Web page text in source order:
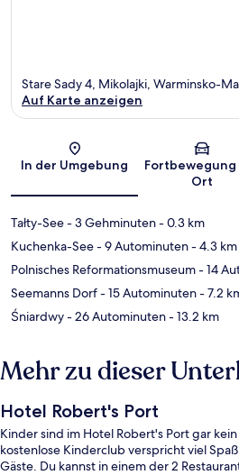
Karte
Stare Sady 4, Mikolajki, Warminsko-
Auf Karte anzeigen
In der Umgebung
Fortbewegung
Ort
Tałty-See- 3 Gehminuten- 0.3 km
Kuchenka-See- 9 Autominuten- 4.3 km
Polnisches Reformationsmuseum- 14
Seemanns Dorf- 15 Autominuten- 7.2
Śniardwy- 26 Autominuten- 13.2 km
Mehr zu dieser
Hotel Robert's Port
Kinder sind im Hotel Robert's Port gar
kostenlose Kinderclub verspricht viel
Gäste. Du kannst in einem der 2